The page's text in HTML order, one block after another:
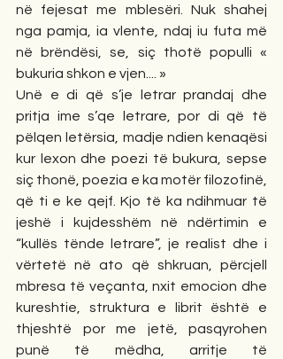
në fejesat me mblesëri. Nuk shahej
nga pamja, ia vlente, ndaj iu futa më
në brëndësi, se, siç thotë populli «
bukuria shkon e vjen.... »
Unë e di që s’je letrar prandaj dhe
pritja ime s’qe letrare, por di që të
pëlqen letërsia, madje ndien kenaqësi
kur lexon dhe poezi të bukura, sepse
siç thonë, poezia e ka motër filozofinë,
që ti e ke qejf. Kjo të ka ndihmuar të
jeshë i kujdesshëm në ndërtimin e
“kullës tënde letrare”, je realist dhe i
vërtetë në ato që shkruan, përcjell
mbresa të veçanta, nxit emocion dhe
kureshtie, struktura e librit është e
thjeshtë por me jetë, pasqyrohen
punë të mëdha, arritje të